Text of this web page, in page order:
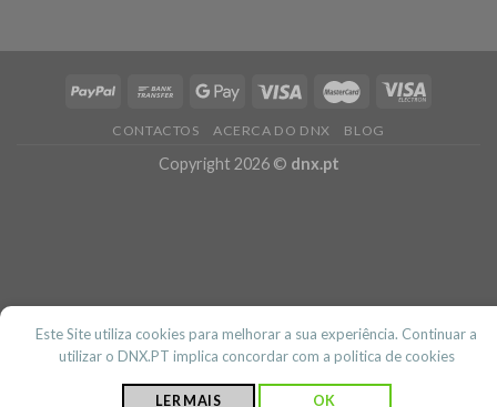
CONTACTOS ACERCA DO DNX BLOG
Copyright 2026 © dnx.pt
Este Site utiliza cookies para melhorar a sua experiência. Continuar a
utilizar o DNX.PT implica concordar com a politica de cookies